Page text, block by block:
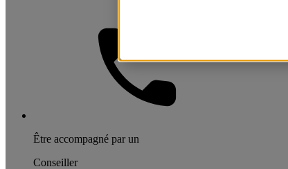
Être accompagné par un
Conseiller